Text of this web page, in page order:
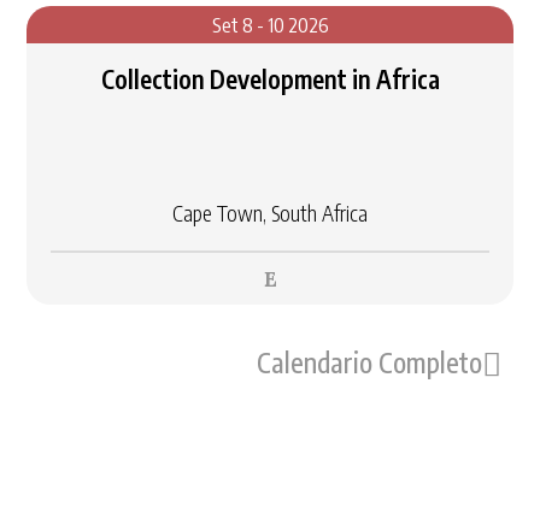
Set 8 - 10 2026
Collection Development in Africa
Cape Town, South Africa
Calendario Completo